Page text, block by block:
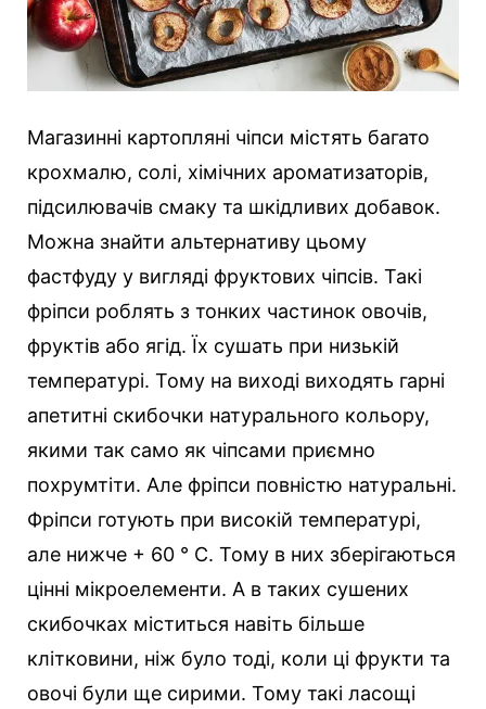
Магазинні картопляні чіпси містять багато
крохмалю, солі, хімічних ароматизаторів,
підсилювачів смаку та шкідливих добавок.
Можна знайти альтернативу цьому
фастфуду у вигляді фруктових чіпсів. Такі
фріпси роблять з тонких частинок овочів,
фруктів або ягід. Їх сушать при низькій
температурі. Тому на виході виходять гарні
апетитні скибочки натурального кольору,
якими так само як чіпсами приємно
похрумтіти. Але фріпси повністю натуральні.
Фріпси готують при високій температурі,
але нижче + 60 ° С. Тому в них зберігаються
цінні мікроелементи. A в таких сушених
скибочках міститься навіть більше
клітковини, ніж було тоді, коли ці фрукти та
овочі були ще сирими. Тому такі ласощі